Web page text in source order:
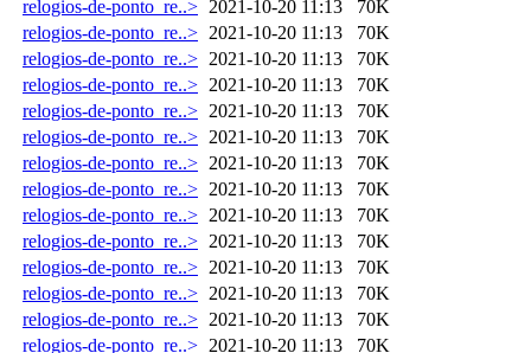
relogios-de-ponto_re..> 2021-10-20 11:13
70K
relogios-de-ponto_re..> 2021-10-20 11:13
70K
relogios-de-ponto_re..> 2021-10-20 11:13
70K
relogios-de-ponto_re..> 2021-10-20 11:13
70K
relogios-de-ponto_re..> 2021-10-20 11:13
70K
relogios-de-ponto_re..> 2021-10-20 11:13
70K
relogios-de-ponto_re..> 2021-10-20 11:13
70K
relogios-de-ponto_re..> 2021-10-20 11:13
70K
relogios-de-ponto_re..> 2021-10-20 11:13
70K
relogios-de-ponto_re..> 2021-10-20 11:13
70K
relogios-de-ponto_re..> 2021-10-20 11:13
70K
relogios-de-ponto_re..> 2021-10-20 11:13
70K
relogios-de-ponto_re..> 2021-10-20 11:13
70K
relogios-de-ponto_re..> 2021-10-20 11:13 70K